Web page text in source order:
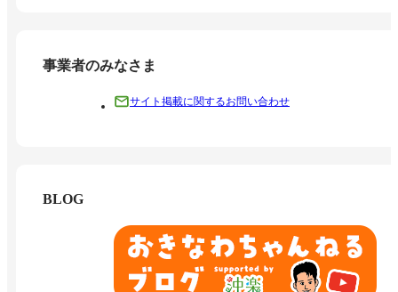
事業者のみなさま
サイト掲載に関するお問い合わせ
BLOG